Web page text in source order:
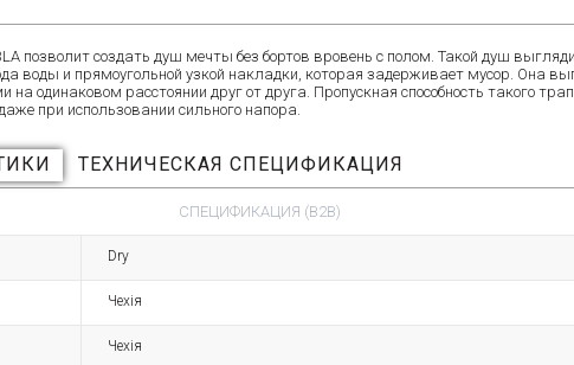
позволит создать душ мечты без бортов вровень с полом. Такой душ
воды и прямоугольной узкой накладки, которая задерживает мусор. Она
одинаковом расстоянии друг от друга. Пропускная способность такого
при использовании сильного напора.
ТЕХНИЧЕСКАЯ СПЕЦИФИКАЦИЯ
СПЕЦИФИКАЦИЯ (B2B)
Dry
Чехія
Чехія